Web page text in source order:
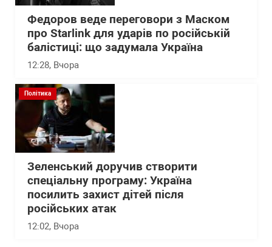
Федоров веде переговори з Маском
про Starlink для ударів по російській
балістиці: що задумала Україна
12:28, Вчора
Політика
Зеленський доручив створити
спеціальну програму: Україна
посилить захист дітей після
російських атак
12:02, Вчора